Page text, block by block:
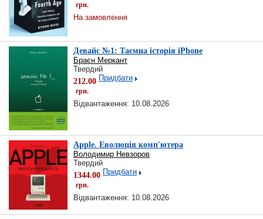
грн.
На замовлення
Девайс №1: Таємна історія iPhone
Браєн Меркант
Твердий
212.00
грн.
Придбати
Відвантаження: 10.08.2026
Apple. Еволюція комп'ютера
Володимир Невзоров
Твердий
1344.00
грн.
Придбати
Відвантаження: 10.08.2026